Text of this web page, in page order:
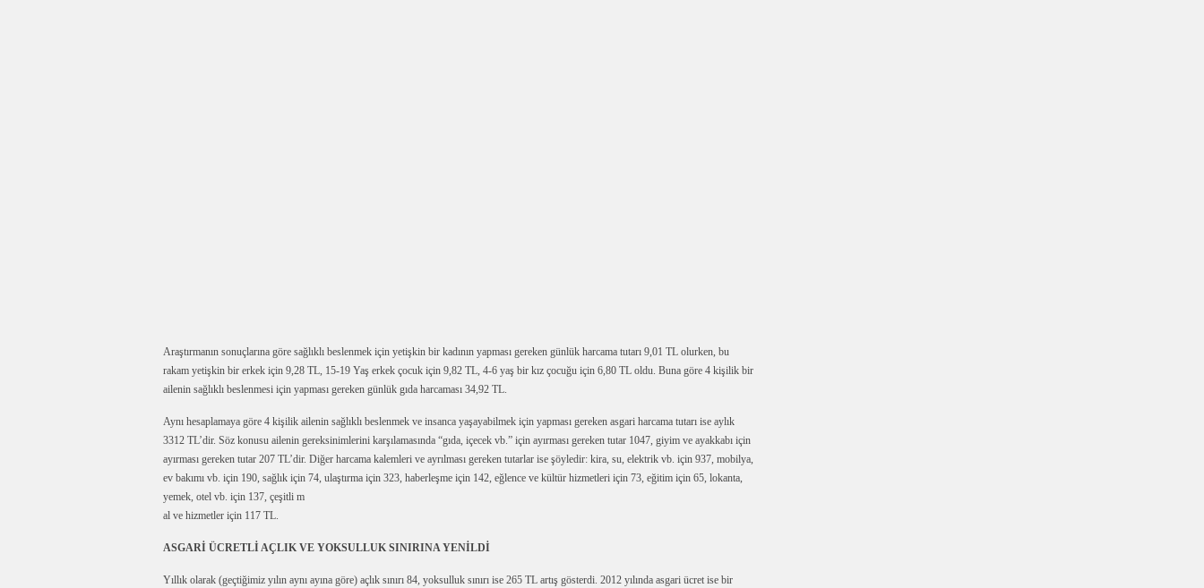
Araştırmanın sonuçlarına göre sağlıklı beslenmek için yetişkin bir kadının yapması gereken günlük harcama tutarı 9,01 TL olurken, bu
rakam yetişkin bir erkek için 9,28 TL, 15-19 Yaş erkek çocuk için 9,82 TL, 4-6 yaş bir kız çocuğu için 6,80 TL oldu. Buna göre 4 kişilik bir
ailenin sağlıklı beslenmesi için yapması gereken günlük gıda harcaması 34,92 TL.
Aynı hesaplamaya göre 4 kişilik ailenin sağlıklı beslenmek ve insanca yaşayabilmek için yapması gereken asgari harcama tutarı ise aylık
3312 TL’dir. Söz konusu ailenin gereksinimlerini karşılamasında “gıda, içecek vb.” için ayırması gereken tutar 1047, giyim ve ayakkabı için
ayırması gereken tutar 207 TL’dir. Diğer harcama kalemleri ve ayrılması gereken tutarlar ise şöyledir: kira, su, elektrik vb. için 937, mobilya,
ev bakımı vb. için 190, sağlık için 74, ulaştırma için 323, haberleşme için 142, eğlence ve kültür hizmetleri için 73, eğitim için 65, lokanta,
yemek, otel vb. için 137, çeşitli m
al ve hizmetler için 117 TL.
ASGARİ ÜCRETLİ AÇLIK VE YOKSULLUK SINIRINA YENİLDİ
Yıllık olarak (geçtiğimiz yılın aynı ayına göre) açlık sınırı 84, yoksulluk sınırı ise 265 TL artış gösterdi. 2012 yılında asgari ücret ise bir